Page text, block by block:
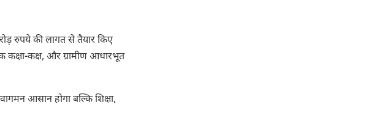
रुपये की लागत से तैयार किए
कक्षा-कक्ष, और ग्रामीण आधारभूत
आसान होगा बल्कि शिक्षा,